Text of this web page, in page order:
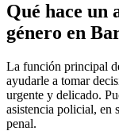
Qué hace un
género en
La función principal
ayudarle a tomar
urgente y delicado.
asistencia policial, en
penal.